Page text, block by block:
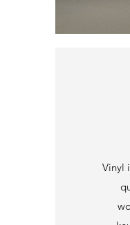
Vinyl